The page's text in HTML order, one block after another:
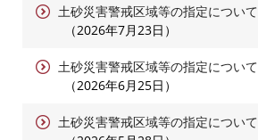
土砂災害警戒区域等の指定について
2026年7月23日
土砂災害警戒区域等の指定について
2026年6月25日
土砂災害警戒区域等の指定について